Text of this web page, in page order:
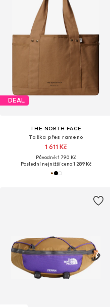
DEAL
THE NORTH FACE
Taška přes rameno
1 611 Kč
Původně: 1 790 Kč
Poslední nejnižší cena:1 289 Kč